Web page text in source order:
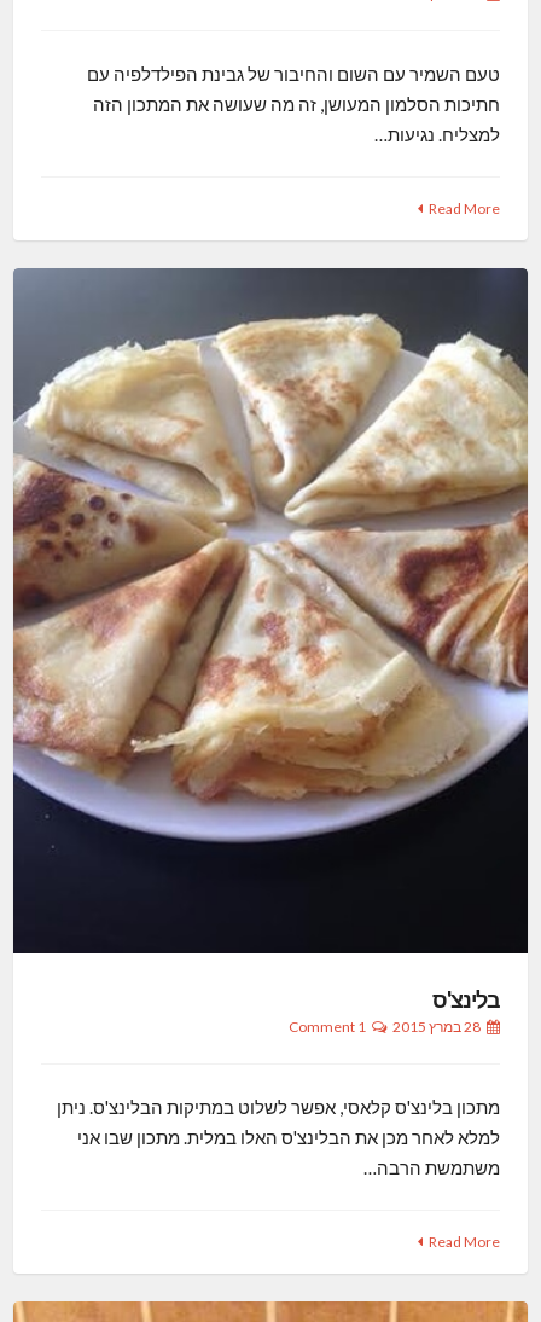
טעם השמיר עם השום והחיבור של גבינת הפילדלפיה עם
חתיכות הסלמון המעושן, זה מה שעושה את המתכון הזה
למצליח. נגיעות…
Read More
בלינצ'ס
28 במרץ 2015 1 Comment
מתכון בלינצ'ס קלאסי, אפשר לשלוט במתיקות הבלינצ'ס. ניתן
למלא לאחר מכן את הבלינצ'ס האלו במלית. מתכון שבו אני
משתמשת הרבה…
Read More